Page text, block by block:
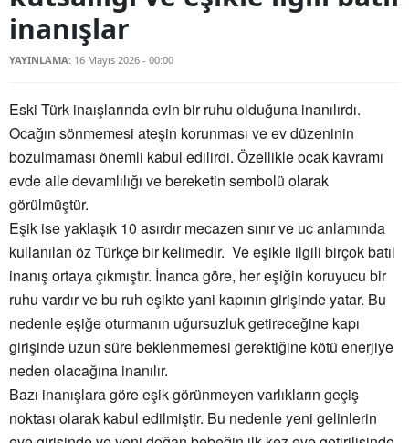
Aydın
Bingöl
Bitlis
Burdur
Bursa
Çanakkale
Çankırı
Çorum
Denizli
inanışlar
YAYINLAMA: 16 Mayıs 2026 - 00:00
Eski Türk inaışlarında evin bir ruhu olduğuna inanılırdı.
Ocağın sönmemesi ateşin korunması ve ev düzeninin
bozulmaması önemli kabul edilirdi. Özellikle ocak kavramı
evde aile devamlılığı ve bereketin sembolü olarak
görülmüştür.
Eşik ise yaklaşık 10 asırdır mecazen sınır ve uc anlamında
kullanılan öz Türkçe bir kelimedir.  Ve eşikle ilgili birçok batıl
inanış ortaya çıkmıştır. İnanca göre, her eşiğin koruyucu bir
ruhu vardır ve bu ruh eşikte yani kapının girişinde yatar. Bu
nedenle eşiğe oturmanın uğursuzluk getireceğine kapı
girişinde uzun süre beklenmemesi gerektiğine kötü enerjiye
neden olacağına inanılır.
Bazı inanışlara göre eşik görünmeyen varlıkların geçiş
noktası olarak kabul edilmiştir. Bu nedenle yeni gelinlerin